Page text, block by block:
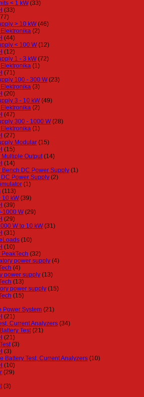
< 1 kW (33)
(33)
> 10 kW (46)
(2)
(44)
< 100 W (12)
(12)
1 - 3 kW (72)
(1)
(71)
100 - 300 W (23)
(3)
(20)
3 - 10 kW (49)
(2)
(47)
300 - 1000 W (28)
(1)
(27)
Modular (15)
(15)
Multiple Output (14)
(14)
Bench DC Power Supply (1)
Power Supply (2)
(1)
(113)
10 kW (39)
(39)
1000 W (29)
(29)
W to 10 kW (31)
(31)
(10)
(10)
(32)
power supply (4)
(4)
power supply (13)
(13)
power supply (15)
(15)
Power System (21)
(21)
Current Analyzers (34)
Test (21)
(21)
(3)
(3)
Battery Test, Current Analyzers (10)
(10)
(29)
(3)